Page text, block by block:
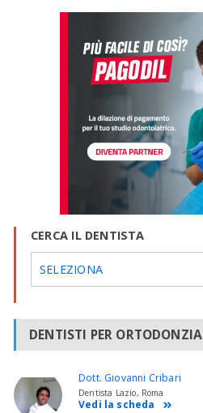
CERCA IL DENTISTA
SELEZIONA
DENTISTI PER ORTODONZIA
Dott. Giovanni Cribari
Dentista Lazio, Roma
Vedi la scheda